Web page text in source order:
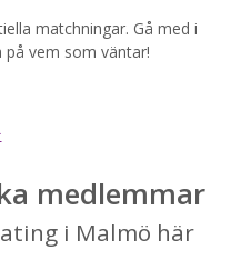
matchningar. Gå med i
på vem som väntar!
medlemmar
i Malmö här